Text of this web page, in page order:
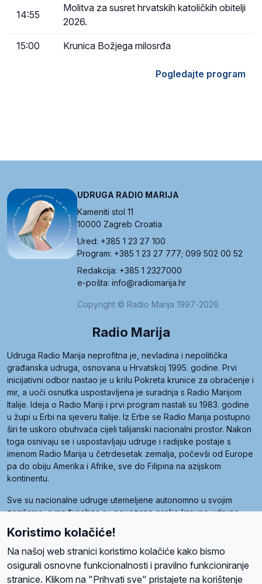
14:55
Molitva za susret hrvatskih katoličkih obitelji
2026.
15:00 Krunica Božjega milosrđa
Pogledajte program
UDRUGA RADIO MARIJA
Kameniti stol 11
10000 Zagreb Croatia
Ured: +385 1 23 27 100
Program: +385 1 23 27 777; 099 502 00 52
Redakcija: +385 1 2327000
e-pošta: info@radiomarija.hr
Copyright © Radio Marija 1997-2026
Radio Marija
Udruga Radio Marija neprofitna je, nevladina i nepolitička
građanska udruga, osnovana u Hrvatskoj 1995. godine. Prvi
inicijativni odbor nastao je u krilu Pokreta krunice za obraćenje i
mir, a uoči osnutka uspostavljena je suradnja s Radio Marijom
Italije. Ideja o Radio Mariji i prvi program nastali su 1983. godine
u župi u Erbi na sjeveru Italije. Iz Erbe se Radio Marija postupno
širi te uskoro obuhvaća cijeli talijanski nacionalni prostor. Nakon
toga osnivaju se i uspostavljaju udruge i radijske postaje s
imenom Radio Marija u četrdesetak zemalja, počevši od Europe
pa do obiju Amerika i Afrike, sve do Filipina na azijskom
kontinentu.
Sve su nacionalne udruge utemeljene autonomno u svojim
zemljama, a međusobna su povezane preko krovne udruge
Radio Maria). Svjetsku obitelj utemeljilo je sedam članica, među
kojima je i hrvatska Udruga Radio Marija.
Koristimo kolačiće!
Na našoj web stranici koristimo kolačiće kako bismo
osigurali osnovne funkcionalnosti i pravilno funkcioniranje
stranice. Klikom na "Prihvati sve" pristajete na korištenje